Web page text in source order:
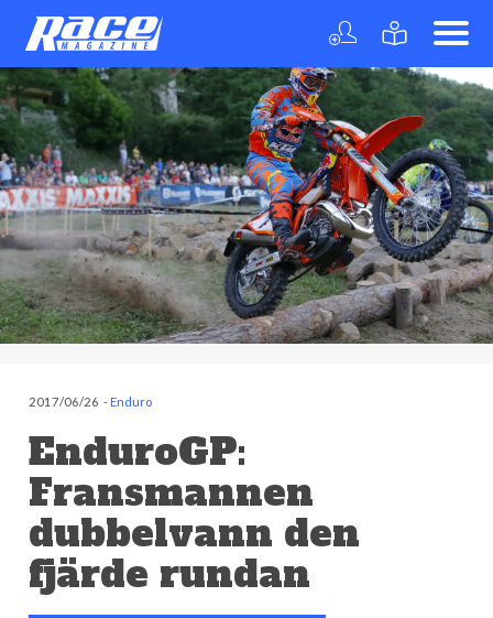
2017/06/26 -Enduro
EnduroGP:
Fransmannen
dubbelvann den
fjärde rundan